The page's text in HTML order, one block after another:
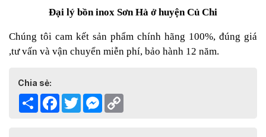
Đại lý bồn inox Sơn Hà ở huyện Củ Chi
Chúng tôi cam kết sản phẩm chính hãng 100%, đúng giá
,tư vấn và vận chuyển miễn phí, bảo hành 12 năm.
Chia sẻ:
Share Facebook
TwitterMessenger